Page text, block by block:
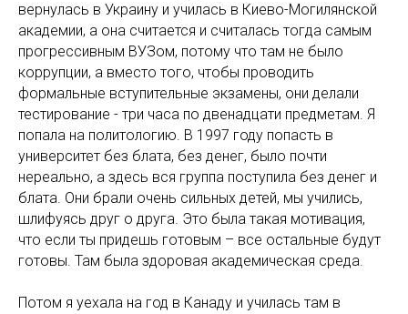
вернулась в Украину и училась в Киево-Могилянской
академии, а она считается и считалась тогда самым
прогрессивным ВУЗом, потому что там не было
коррупции, а вместо того, чтобы проводить
формальные вступительные экзамены, они делали
тестирование - три часа по двенадцати предметам. Я
попала на политологию. В 1997 году попасть в
университет без блата, без денег, было почти
нереально, а здесь вся группа поступила без денег и
блата. Они брали очень сильных детей, мы учились,
шлифуясь друг о друга. Это была такая мотивация,
что если ты придешь готовым – все остальные будут
готовы. Там была здоровая академическая среда.
Потом я уехала на год в Канаду и училась там в